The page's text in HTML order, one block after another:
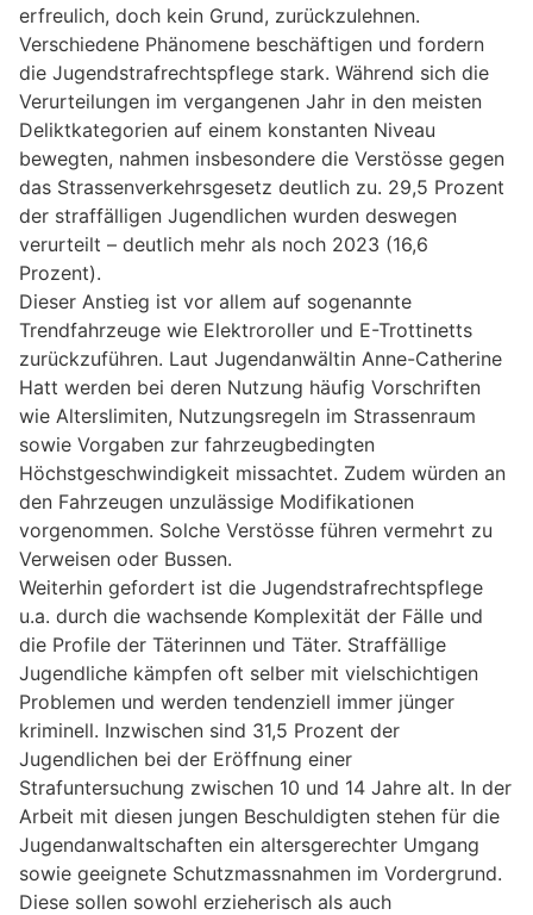
erfreulich, doch kein Grund, zurückzulehnen.
Verschiedene Phänomene beschäftigen und fordern
die Jugendstrafrechtspflege stark. Während sich die
Verurteilungen im vergangenen Jahr in den meisten
Deliktkategorien auf einem konstanten Niveau
bewegten, nahmen insbesondere die Verstösse gegen
das Strassenverkehrsgesetz deutlich zu. 29,5 Prozent
der straffälligen Jugendlichen wurden deswegen
verurteilt – deutlich mehr als noch 2023 (16,6
Prozent).
Dieser Anstieg ist vor allem auf sogenannte
Trendfahrzeuge wie Elektroroller und E-Trottinetts
zurückzuführen. Laut Jugendanwältin Anne-Catherine
Hatt werden bei deren Nutzung häufig Vorschriften
wie Alterslimiten, Nutzungsregeln im Strassenraum
sowie Vorgaben zur fahrzeugbedingten
Höchstgeschwindigkeit missachtet. Zudem würden an
den Fahrzeugen unzulässige Modifikationen
vorgenommen. Solche Verstösse führen vermehrt zu
Verweisen oder Bussen.
Weiterhin gefordert ist die Jugendstrafrechtspflege
u.a. durch die wachsende Komplexität der Fälle und
die Profile der Täterinnen und Täter. Straffällige
Jugendliche kämpfen oft selber mit vielschichtigen
Problemen und werden tendenziell immer jünger
kriminell. Inzwischen sind 31,5 Prozent der
Jugendlichen bei der Eröffnung einer
Strafuntersuchung zwischen 10 und 14 Jahre alt. In der
Arbeit mit diesen jungen Beschuldigten stehen für die
Jugendanwaltschaften ein altersgerechter Umgang
sowie geeignete Schutzmassnahmen im Vordergrund.
Diese sollen sowohl erzieherisch als auch